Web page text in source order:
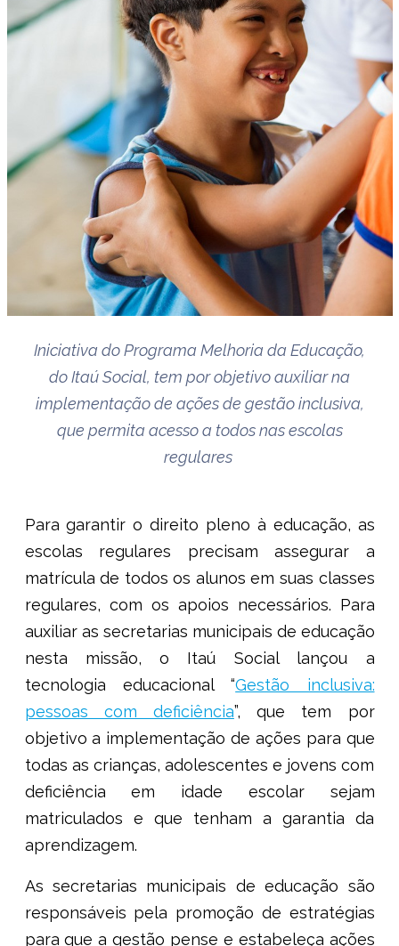
Iniciativa do Programa Melhoria da Educação,
do Itaú Social, tem por objetivo auxiliar na
implementação de ações de gestão inclusiva,
que permita acesso a todos nas escolas
regulares
Para garantir o direito pleno à educação, as
escolas regulares precisam assegurar a
matrícula de todos os alunos em suas classes
regulares, com os apoios necessários. Para
auxiliar as secretarias municipais de educação
nesta missão, o Itaú Social lançou a
tecnologia educacional “Gestão inclusiva:
pessoas com deficiência”, que tem por
objetivo a implementação de ações para que
todas as crianças, adolescentes e jovens com
deficiência em idade escolar sejam
matriculados e que tenham a garantia da
aprendizagem.
As secretarias municipais de educação são
responsáveis pela promoção de estratégias
para que a gestão pense e estabeleça ações